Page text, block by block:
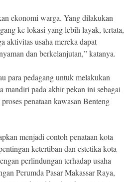
ekonomi warga. Yang dilakukan
ke lokasi yang lebih layak, tertata,
aktivitas usaha mereka dapat
dan berkelanjutan,” katanya.
para pedagang untuk melakukan
mandiri pada akhir pekan ini sebagai
penataan kawasan Benteng
menjadi contoh penataan kota
ketertiban dan estetika kota
perlindungan terhadap usaha
Perumda Pasar Makassar Raya,